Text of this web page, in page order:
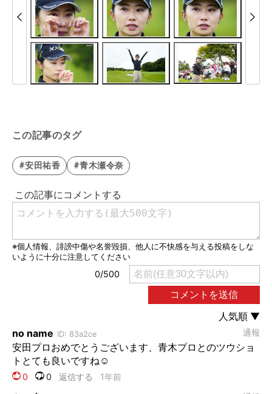
この記事のタグ
#安田祐香 #青木瀬令奈